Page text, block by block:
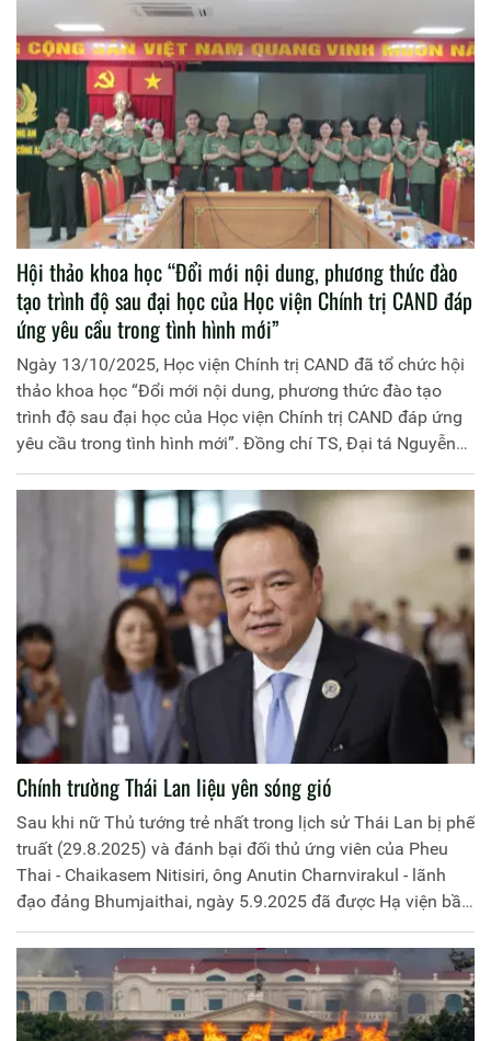
Hội thảo khoa học “Đổi mới nội dung, phương thức đào
tạo trình độ sau đại học của Học viện Chính trị CAND đáp
ứng yêu cầu trong tình hình mới”
Ngày 13/10/2025, Học viện Chính trị CAND đã tổ chức hội
thảo khoa học “Đổi mới nội dung, phương thức đào tạo
trình độ sau đại học của Học viện Chính trị CAND đáp ứng
yêu cầu trong tình hình mới”. Đồng chí TS, Đại tá Nguyễn
Văn Tuấn, Ủy viên Ban Thường vụ Đảng ủy, Phó Giám đốc
Học viện chủ trì hội thảo.
Chính trường Thái Lan liệu yên sóng gió
Sau khi nữ Thủ tướng trẻ nhất trong lịch sử Thái Lan bị phế
truất (29.8.2025) và đánh bại đối thủ ứng viên của Pheu
Thai - Chaikasem Nitisiri, ông Anutin Charnvirakul - lãnh
đạo đảng Bhumjaithai, ngày 5.9.2025 đã được Hạ viện bầu
làm Thủ tướng mới của nước này.